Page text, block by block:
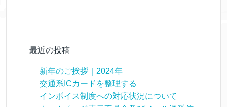
最近の投稿
新年のご挨拶｜2024年
交通系ICカードを整理する
インボイス制度への対応状況について